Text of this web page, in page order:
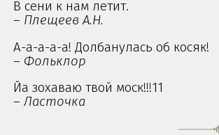
В сени к нам летит.
– Плещеев А.Н.
А-а-а-а-а! Долбанулась об косяк!
– Фольклор
Йа зохаваю твой моск!!!11
– Ласточка